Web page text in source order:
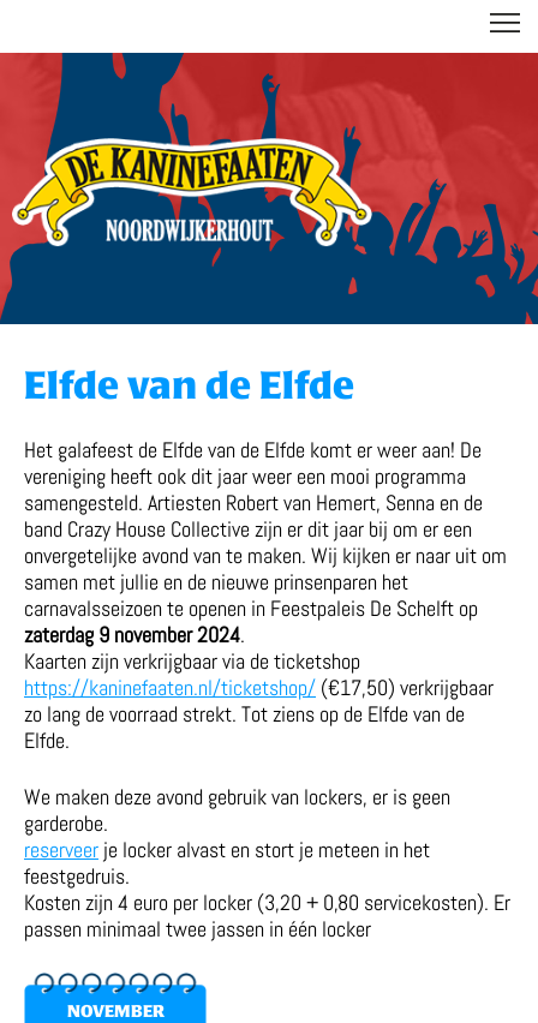
Elfde van de Elfde
Het galafeest de Elfde van de Elfde komt er weer aan! De
vereniging heeft ook dit jaar weer een mooi programma
samengesteld. Artiesten Robert van Hemert, Senna en de
band Crazy House Collective zijn er dit jaar bij om er een
onvergetelijke avond van te maken. Wij kijken er naar uit om
samen met jullie en de nieuwe prinsenparen het
carnavalsseizoen te openen in Feestpaleis De Schelft op
zaterdag 9 november2024.
Kaarten zijn verkrijgbaar via de ticketshop
https://kaninefaaten.nl/ticketshop/ (€17,50) verkrijgbaar
zo lang de voorraad strekt. Tot ziens op de Elfde van de
Elfde.
We maken deze avond gebruik van lockers, er is geen
garderobe.
reserveer je locker alvast en stort je meteen in het
feestgedruis.
Kosten zijn 4 euro per locker (3,20 + 0,80 servicekosten). Er
passen minimaal twee jassen in één locker
NOVEMBER